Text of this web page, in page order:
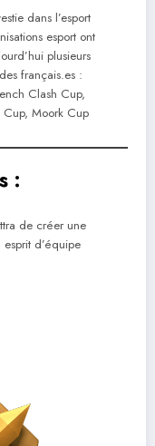
dans l’esport
esport ont
plusieurs
français.es :
Clash Cup,
Moork Cup
:
de créer une
d’équipe